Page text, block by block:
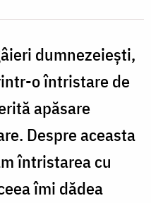
dumnezeieşti,
o întristare de
apăsare
Despre aceasta
întristarea cu
îmi dădea